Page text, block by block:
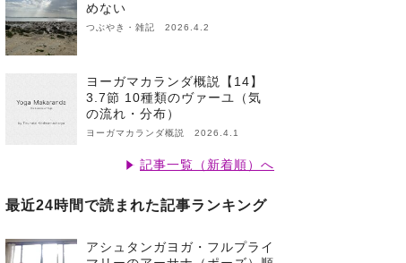
めない
つぶやき・雑記 2026.4.2
ヨーガマカランダ概説【14】
3.7節 10種類のヴァーユ（気
の流れ・分布）
ヨーガマカランダ概説 2026.4.1
記事一覧（新着順）へ
最近24時間で読まれた記事ランキング
アシュタンガヨガ・フルプライ